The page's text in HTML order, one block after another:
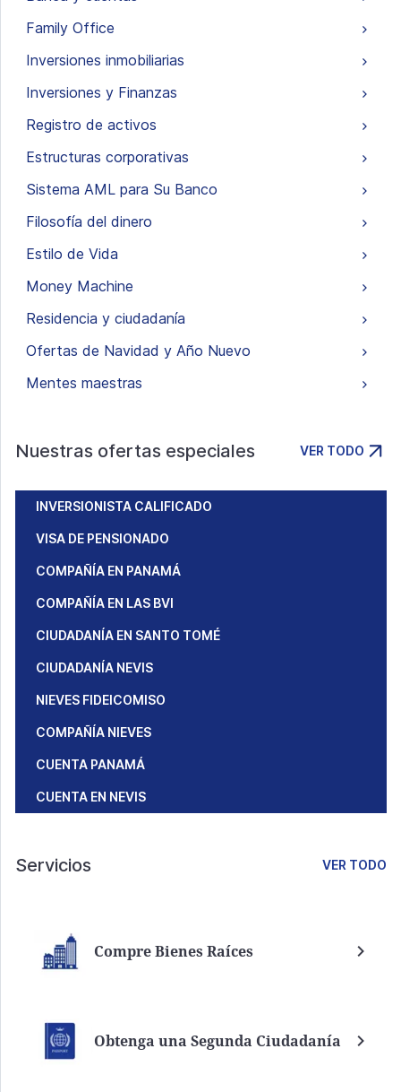
Family Office
Inversiones inmobiliarias
Inversiones y Finanzas
Registro de activos
Estructuras corporativas
Sistema AML para Su Banco
Filosofía del dinero
Estilo de Vida
Money Machine
Residencia y ciudadanía
Ofertas de Navidad y Año Nuevo
Mentes maestras
Nuestras ofertas especiales VER TODO
INVERSIONISTA CALIFICADO
VISA DE PENSIONADO
COMPAÑÍA EN PANAMÁ
COMPAÑÍA EN LAS BVI
CIUDADANÍA EN SANTO TOMÉ
CIUDADANÍA NEVIS
NIEVES FIDEICOMISO
COMPAÑÍA NIEVES
CUENTA PANAMÁ
CUENTA EN NEVIS
Servicios VER TODO
Compre Bienes Raíces
Obtenga una Segunda Ciudadanía